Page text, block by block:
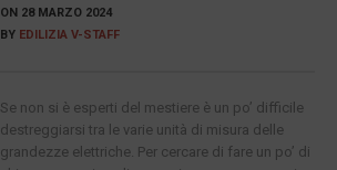
ON 28 MARZO 2024
BY EDILIZIA V-STAFF
Se non si è esperti del mestiere è un po’ difficile
destreggiarsi tra le varie unità di misura delle
grandezze elettriche. Per cercare di fare un po’ di